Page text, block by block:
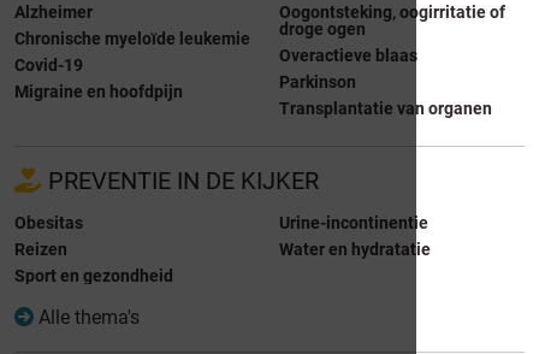
Alzheimer
Chronische myeloïde leukemie
Covid-19
Migraine en hoofdpijn
Oogontsteking, oogirritatie of
droge ogen
Overactieve blaas
Parkinson
Transplantatie van organen
PREVENTIE IN DE KIJKER
Obesitas
Reizen
Sport en gezondheid
Urine-incontinentie
Water en hydratatie
Alle thema's